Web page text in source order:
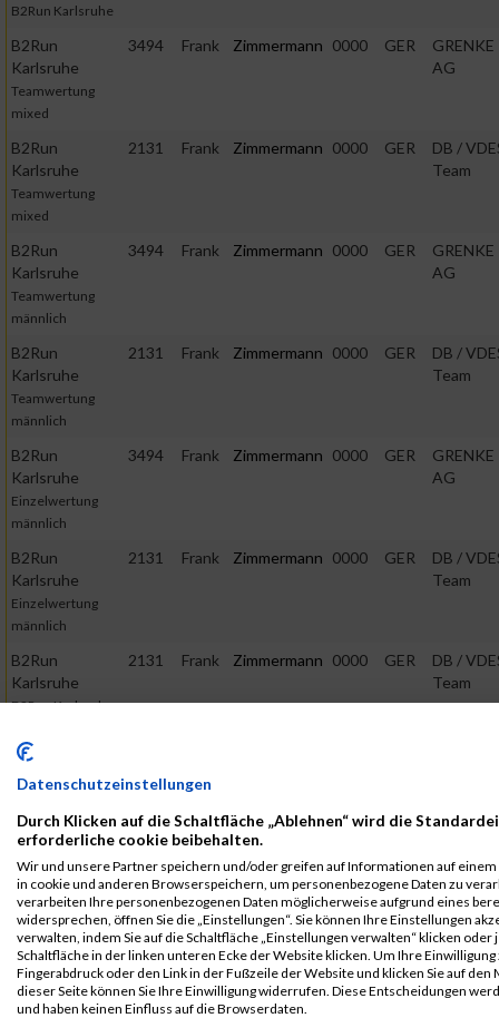
B2Run Karlsruhe
B2Run
Karlsruhe
Teamwertung
mixed
3494 Frank Zimmermann 0000 GER
GRENKE
AG
B2Run
Karlsruhe
Teamwertung
mixed
2131 Frank Zimmermann 0000 GER
DB /
Team
B2Run
Karlsruhe
Teamwertung
männlich
3494 Frank Zimmermann 0000 GER
GRENKE
AG
B2Run
Karlsruhe
Teamwertung
männlich
2131 Frank Zimmermann 0000 GER
DB /
Team
B2Run
Karlsruhe
Einzelwertung
männlich
3494 Frank Zimmermann 0000 GER
GRENKE
AG
B2Run
Karlsruhe
Einzelwertung
männlich
2131 Frank Zimmermann 0000 GER
DB /
Team
B2Run
Karlsruhe
B2Run Karlsruhe
2131 Frank Zimmermann 0000 GER
DB /
Team
B2Run Köln
Teamwertung
mixed
B2Run Köln
Teamwertung
männlich
10400 Frank Zimmermann 0000 GER
Team
B2Run Köln
Einzelwertung
männlich
10400 Frank Zimmermann 0000 GER
Team
Gothaer
B2Run Köln
B2Run Köln
10400 Frank Zimmermann 0000 GER
Team
Gothaer
Datenschutzeinstellungen
Durch Klicken auf die Schaltfläche „Ablehnen“ wird die
erforderliche cookie beibehalten.
Wir und unsere Partner speichern und/oder greifen auf Informationen auf einem
in cookie und anderen Browserspeichern, um personenbezogene Daten zu
verarbeiten Ihre personenbezogenen Daten möglicherweise aufgrund eines
widersprechen, öffnen Sie die „Einstellungen“. Sie können Ihre Einstellungen
verwalten, indem Sie auf die Schaltfläche „Einstellungen verwalten“ klicken
Schaltfläche in der linken unteren Ecke der Website klicken. Um Ihre
Fingerabdruck oder den Link in der Fußzeile der Website und klicken Sie auf den
dieser Seite können Sie Ihre Einwilligung widerrufen. Diese Entscheidungen
und haben keinen Einfluss auf die Browserdaten.